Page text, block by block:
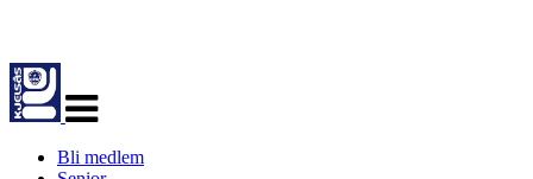
navigasjon
Bli medlem